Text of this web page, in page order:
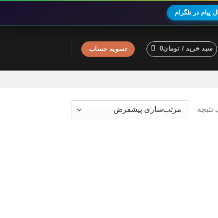
پیام در تلگرام
سبد خرید / تومان0 تسویه حساب